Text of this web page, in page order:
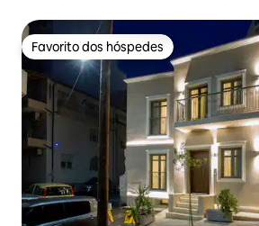
Favorito dos hóspedes
Favorito dos hóspedes